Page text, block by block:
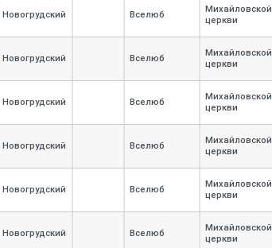
Новогрудский Вселюб
Михайловской
церкви
Новогрудский Вселюб
Михайловской
церкви
Новогрудский Вселюб
Михайловской
церкви
Новогрудский Вселюб
Михайловской
церкви
Новогрудский Вселюб
Михайловской
церкви
Новогрудский Вселюб
Михайловской
церкви